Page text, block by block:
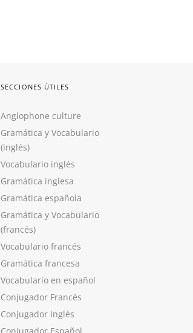
SECCIONES ÚTILES
Anglophone culture
Gramática y Vocabulario
(inglés)
Vocabulario inglés
Gramática inglesa
Gramática española
Gramática y Vocabulario
(francés)
Vocabulario francés
Gramática francesa
Vocabulario en español
Conjugador Francés
Conjugador Inglés